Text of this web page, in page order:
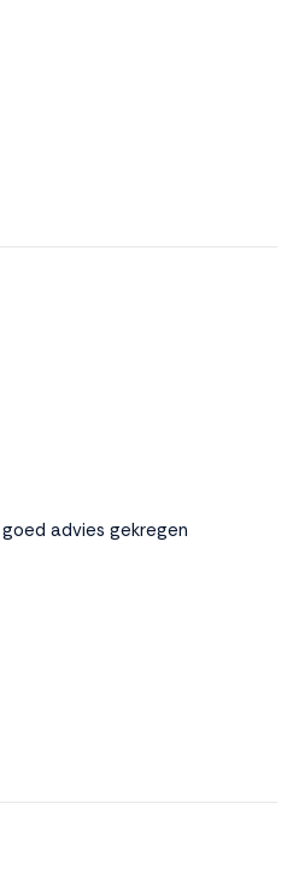
advies gekregen